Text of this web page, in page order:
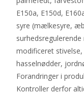
E150a, E150d,
syre (mælkesyre,
modificeret
hasselnødder,
Forandringer i
Kontroller derfor